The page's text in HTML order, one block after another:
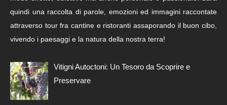
quindi una raccolta di parole, emozioni ed immagini raccontate
attraverso tour fra cantine e ristoranti assaporando il buon cibo,
vivendo i paesaggi e la natura della nostra terra!
Vitigni Autoctoni: Un Tesoro da Scoprire e
Preservare